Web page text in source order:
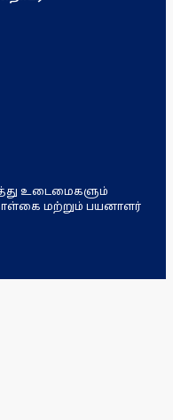
உடைமைகளும்
மற்றும் பயனாளர்